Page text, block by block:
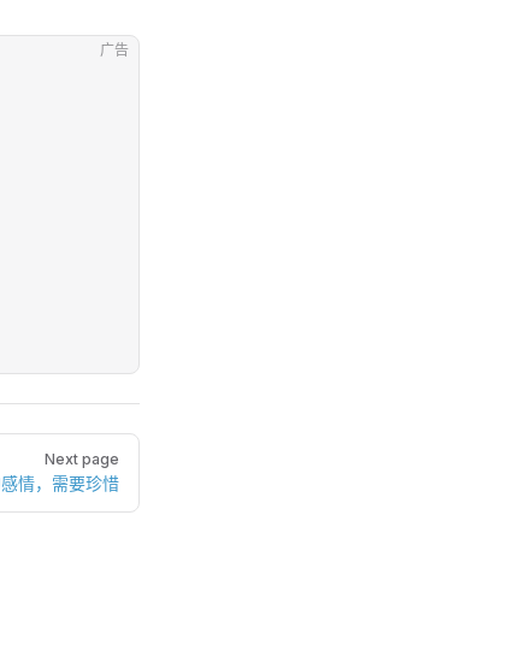
广告
Next page
情，需要珍惜